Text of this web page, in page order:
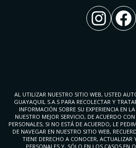
AL UTILIZAR NUESTRO SITIO WEB, USTED
GUAYAQUIL S.A.S PARA RECOLECTAR Y
INFORMACIÓN SOBRE SU EXPERIENCIA EN LA
NUESTRO MEJOR SERVICIO, DE ACUERDO
PERSONALES; SI NO ESTÁ DE ACUERDO, LE
DE NAVEGAR EN NUESTRO SITIO WEB,
TIENE DERECHO A CONOCER, ACTUALIZAR
PERSONALES Y, SÓLO EN LOS CASOS EN